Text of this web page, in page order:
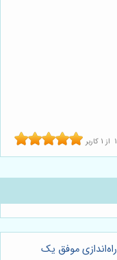
از 1 کاربر
موفق یک